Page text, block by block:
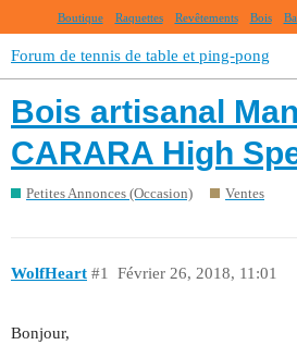
Boutique Raquettes Revêtements Bois
Forum de tennis de table et ping-pong
Bois artisanal
CARARA High
Petites Annonces (Occasion) Ventes
WolfHeart Février 26, 2018, 11:01
#1
Bonjour,